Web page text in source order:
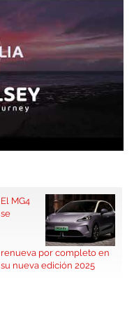
El MG4
se
renueva por completo en
su nueva edición 2025